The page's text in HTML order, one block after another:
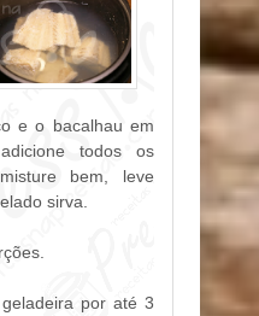
e o bacalhau em
todos os
bem, leve
sirva.
por até 3